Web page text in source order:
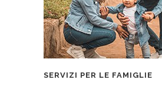
SERVIZI PER LE FAMIGLIE